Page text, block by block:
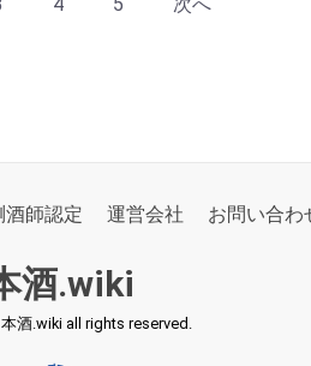
4 5 次へ
酒師認定 運営会社 お問い合わ
酒.wiki
酒.wiki all rights reserved.